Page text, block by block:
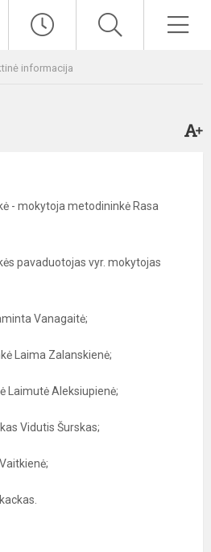
informacija
- mokytoja metodininkė Rasa
pavaduotojas vyr. mokytojas
Vanagaitė;
Laima Zalanskienė;
Aleksiupienė;
Vidutis Šurskas;